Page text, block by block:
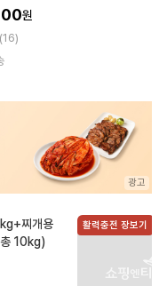
원
(16)
찌개용
10kg)
활력충전 장보기